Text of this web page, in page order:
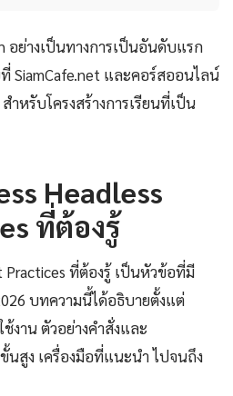
อย่างเป็นทางการเป็นอันดับแรก
SiamCafe.net และคอร์สออนไลน์
ำหรับโครงสร้างการเรียนที่เป็น
Headless
ที่ต้องรู้
Practices ที่ต้องรู้ เป็นหัวข้อที่มี
บทความนี้ได้อธิบายตั้งแต่
งาน ตัวอย่างคำสั่งและ
นสูง เครื่องมือที่แนะนำ ไปจนถึง